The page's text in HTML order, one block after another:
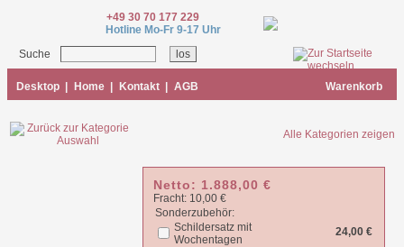
+49 30 70 177 229
Hotline Mo-Fr 9-17 Uhr
Suche
Desktop Home Kontakt AGB Warenkorb
Alle Kategorien zeigen
Netto: 1.888,00 €
Fracht: 10,00 €
Sonderzubehör:
Schildersatz mit
Wochentagen
24,00 €